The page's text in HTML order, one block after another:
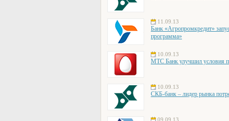
11.09.13
Банк «Агропромкредит»
программа»
10.09.13
МТС Банк улучшил условия
10.09.13
СКБ-банк – лидер рынка
09.09.13